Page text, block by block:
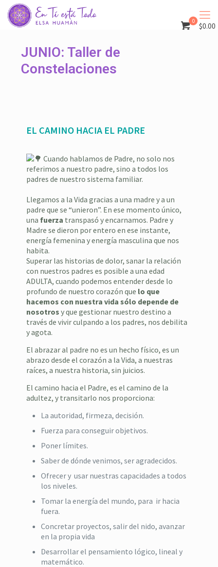
0 $0.00
JUNIO: Taller de
Constelaciones
EL CAMINO HACIA EL PADRE
Cuando hablamos de Padre, no solo nos
referimos a nuestro padre, sino a todos los
padres de nuestro sistema familiar.
Llegamos a la Vida gracias a una madre y a un
padre que se “unieron”. En ese momento único,
una fuerza transpasó y encarnamos. Padre y
Madre se dieron por entero en ese instante,
energía femenina y energía masculina que nos
habita.
Superar las historias de dolor, sanar la relación
con nuestros padres es posible a una edad
ADULTA, cuando podemos entender desde lo
profundo de nuestro corazón que lo que
hacemos con nuestra vida sólo depende de
nosotros y que gestionar nuestro destino a
través de vivir culpando a los padres, nos debilita
y agota.
El abrazar al padre no es un hecho físico, es un
abrazo desde el corazón a la Vida, a nuestras
raíces, a nuestra historia, sin juicios.
El camino hacia el Padre, es el camino de la
adultez, y transitarlo nos proporciona:
La autoridad, firmeza, decisión.
Fuerza para conseguir objetivos.
Poner límites.
Saber de dónde venimos, ser agradecidos.
Ofrecer y usar nuestras capacidades a todos
los niveles.
Tomar la energía del mundo, para ir hacia
fuera.
Concretar proyectos, salir del nido, avanzar
en la propia vida
Desarrollar el pensamiento lógico, lineal y
matemático.